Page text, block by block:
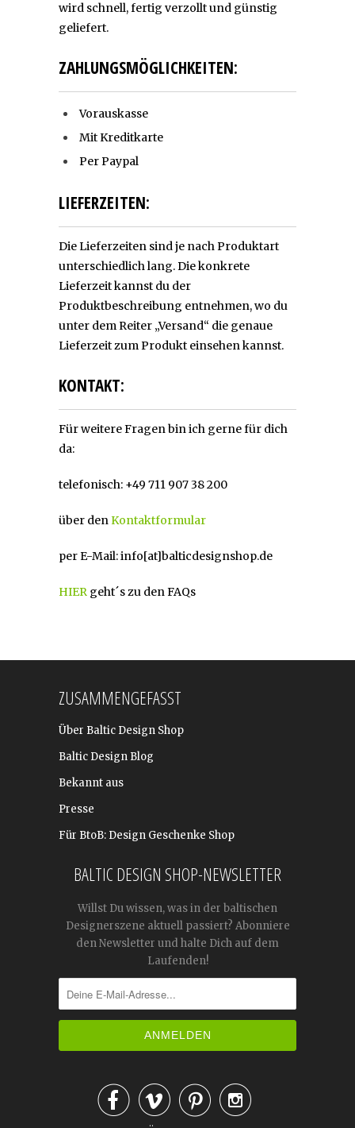
wird schnell, fertig verzollt und günstig
geliefert.
ZAHLUNGSMÖGLICHKEITEN:
Vorauskasse
Mit Kreditkarte
Per Paypal
LIEFERZEITEN:
Die Lieferzeiten sind je nach Produktart
unterschiedlich lang. Die konkrete
Lieferzeit kannst du der
Produktbeschreibung entnehmen, wo du
unter dem Reiter „Versand“ die genaue
Lieferzeit zum Produkt einsehen kannst.
KONTAKT:
Für weitere Fragen bin ich gerne für dich
da:
telefonisch: +49 711 907 38 200
über denKontaktformular
per E-Mail: info[at]balticdesignshop.de
HIER geht´s zu den FAQs
ZUSAMMENGEFASST
Über Baltic Design Shop
Baltic Design Blog
Bekannt aus
Presse
Für BtoB: Design Geschenke Shop
BALTIC DESIGN SHOP-NEWSLETTER
Willst Du wissen, was in der baltischen
Designerszene aktuell passiert? Abonniere
den Newsletter und halte Dich auf dem
Laufenden!
